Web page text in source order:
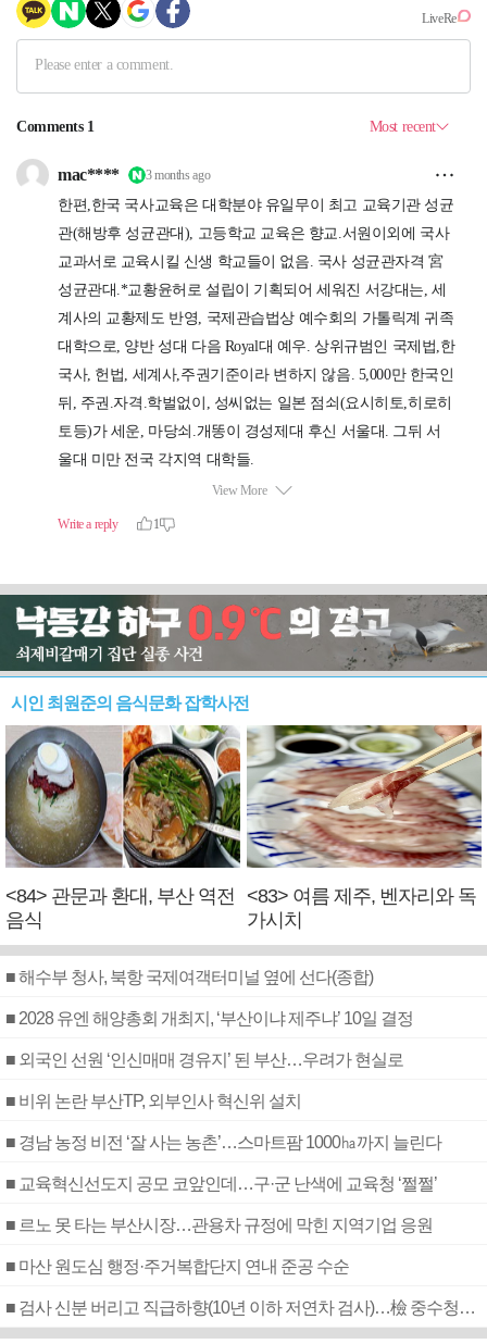
시인 최원준의 음식문화 잡학사전
<84> 관문과 환대, 부산 역전
음식
<83> 여름 제주, 벤자리와 독
가시치
■ 해수부 청사, 북항 국제여객터미널 옆에 선다(종합)
■ 2028 유엔 해양총회 개최지, ‘부산이냐 제주냐’ 10일 결정
■ 외국인 선원 ‘인신매매 경유지’ 된 부산…우려가 현실로
■ 비위 논란 부산TP, 외부인사 혁신위 설치
■ 경남 농정 비전 ‘잘 사는 농촌’…스마트팜 1000㏊까지 늘린다
■ 교육혁신선도지 공모 코앞인데…구·군 난색에 교육청 ‘쩔쩔’
■ 르노 못 타는 부산시장…관용차 규정에 막힌 지역기업 응원
■ 마산 원도심 행정·주거복합단지 연내 준공 수순
■ 검사 신분 버리고 직급하향(10년 이하 저연차 검사)…檢 중수청행 기피